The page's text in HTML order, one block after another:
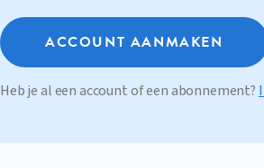
ACCOUNT AANMAKEN
Heb je al een account of een abonnement?